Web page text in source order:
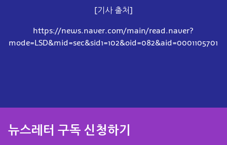
[기사 출처]
https://news.naver.com/main/read.naver?
mode=LSD&mid=sec&sid1=102&oid=082&aid=0001105701
뉴스레터 구독 신청하기​